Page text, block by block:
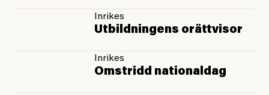
Inrikes
Utbildningens orättvisor
Inrikes
Omstridd nationaldag